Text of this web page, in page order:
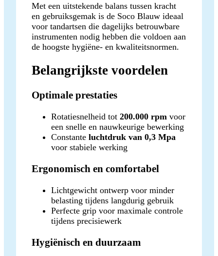
Met een uitstekende balans tussen kracht
en gebruiksgemak is de Soco Blauw ideaal
voor tandartsen die dagelijks betrouwbare
instrumenten nodig hebben die voldoen aan
de hoogste hygiëne‑ en kwaliteitsnormen.
Belangrijkste voordelen
Optimale prestaties
Rotatiesnelheid tot 200.000 rpm voor
een snelle en nauwkeurige bewerking
Constante luchtdruk van 0,3 Mpa
voor stabiele werking
Ergonomisch en comfortabel
Lichtgewicht ontwerp voor minder
belasting tijdens langdurig gebruik
Perfecte grip voor maximale controle
tijdens precisiewerk
Hygiënisch en duurzaam